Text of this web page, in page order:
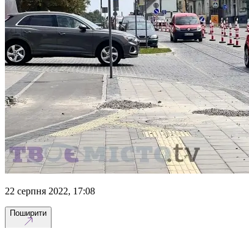
22 серпня 2022, 17:08
Поширити